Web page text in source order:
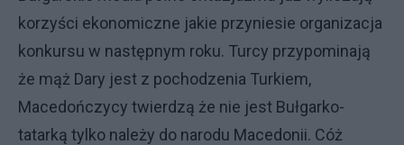
korzyści ekonomiczne jakie przyniesie organizacja
konkursu w następnym roku. Turcy przypominają
że mąż Dary jest z pochodzenia Turkiem,
Macedończycy twierdzą że nie jest Bułgarko-
tatarką tylko należy do narodu Macedonii. Cóż